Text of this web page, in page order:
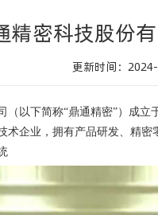
精密科技股份
更新时间：
以下简称“鼎通精密”）成立
术企业，拥有产品研发、精